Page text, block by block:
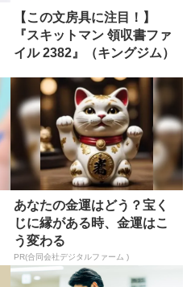
【この文房具に注目！】
『スキットマン 領収書ファ
イル 2382』（キングジム）
あなたの金運はどう？宝く
じに縁がある時、金運はこ
う変わる
PR(合同会社デジタルファーム )